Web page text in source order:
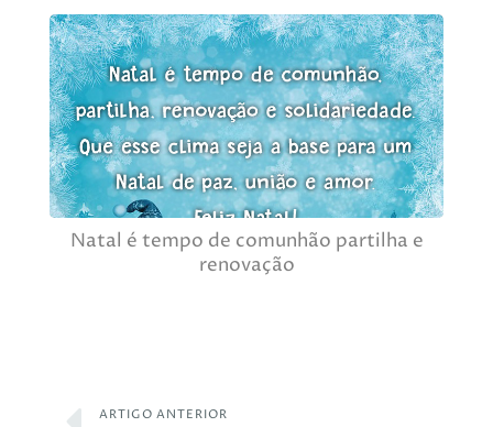
Natal é tempo de comunhão partilha e
renovação
ARTIGO ANTERIOR